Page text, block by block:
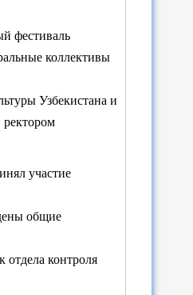
фестиваль
коллективы
Узбекистана и
участие
общие
контроля